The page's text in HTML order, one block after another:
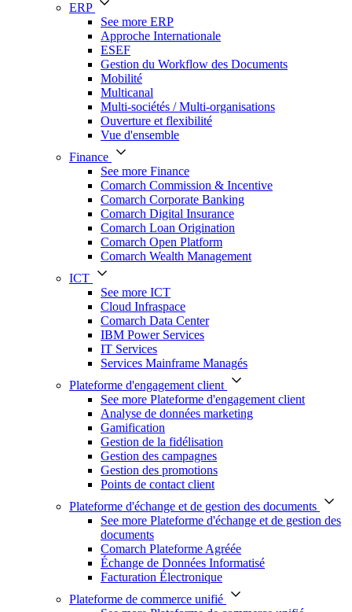
ERP
See more ERP
Approche Internationale
ESEF
Gestion du Workflow des Documents
Mobilité
Multicanal
Multi-sociétés / Multi-organisations
Ouverture et flexibilité
Vue d'ensemble
Finance
See more Finance
Comarch Commission & Incentive
Comarch Corporate Banking
Comarch Digital Insurance
Comarch Loan Origination
Comarch Open Platform
Comarch Wealth Management
ICT
See more ICT
Cloud Infraspace
Comarch Data Center
IBM Power Services
IT Services
Services Mainframe Managés
Plateforme d'engagement client
See more Plateforme d'engagement client
Analyse de données marketing
Gamification
Gestion de la fidélisation
Gestion des campagnes
Gestion des promotions
Points de contact client
Plateforme d'échange et de gestion des documents
See more Plateforme d'échange et de gestion des
documents
Comarch Plateforme Agréée
Échange de Données Informatisé
Facturation Électronique
Plateforme de commerce unifié